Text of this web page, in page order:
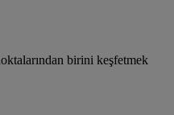
birini keşfetmek